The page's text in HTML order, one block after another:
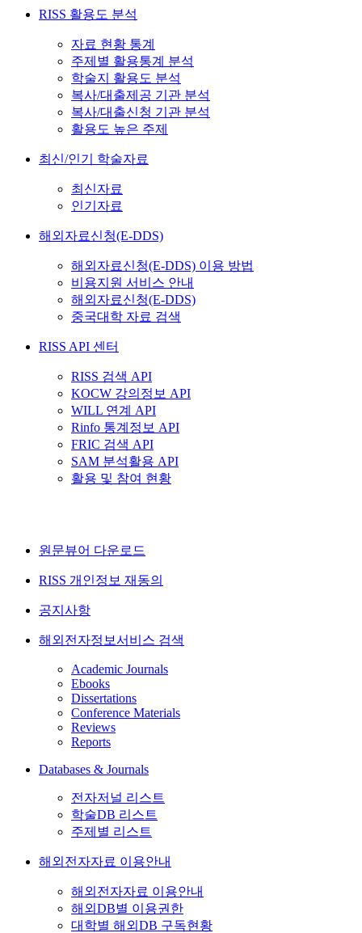
RISS 활용도 분석
자료 현황 통계
주제별 활용통계 분석
학술지 활용도 분석
복사/대출제공 기관 분석
복사/대출신청 기관 분석
활용도 높은 주제
최신/인기 학술자료
최신자료
인기자료
해외자료신청(E-DDS)
해외자료신청(E-DDS) 이용 방법
비용지원 서비스 안내
해외자료신청(E-DDS)
중국대학 자료 검색
RISS API 센터
RISS 검색 API
KOCW 강의정보 API
WILL 연계 API
Rinfo 통계정보 API
FRIC 검색 API
SAM 분석활용 API
활용 및 참여 현황
원문뷰어 다운로드
RISS 개인정보 재동의
공지사항
해외전자정보서비스 검색
Academic Journals
Ebooks
Dissertations
Conference Materials
Reviews
Reports
Databases & Journals
전자저널 리스트
학술DB 리스트
주제별 리스트
해외전자자료 이용안내
해외전자자료 이용안내
해외DB별 이용권한
대학별 해외DB 구독현황